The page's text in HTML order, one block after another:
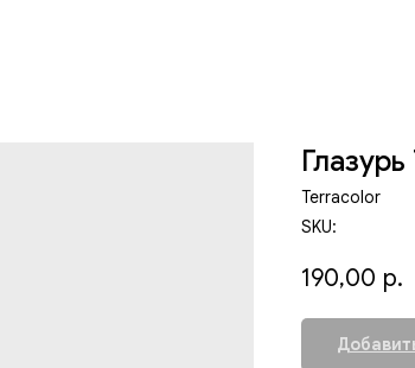
Terracolor
SKU:
190,00 р.